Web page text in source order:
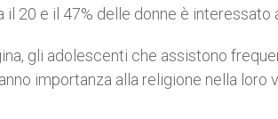
il 20 e il 47% delle donne è interessato
gli adolescenti che assistono
importanza alla religione nella